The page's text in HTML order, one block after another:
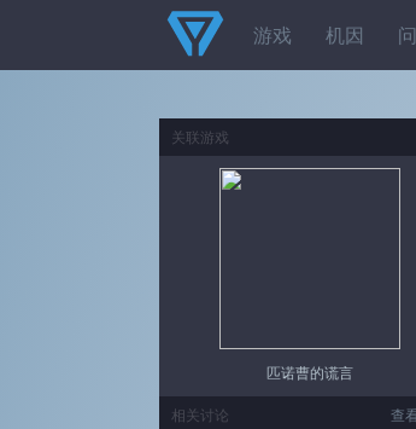
游戏 机因
关联游戏
匹诺曹的谎言
查
相关讨论